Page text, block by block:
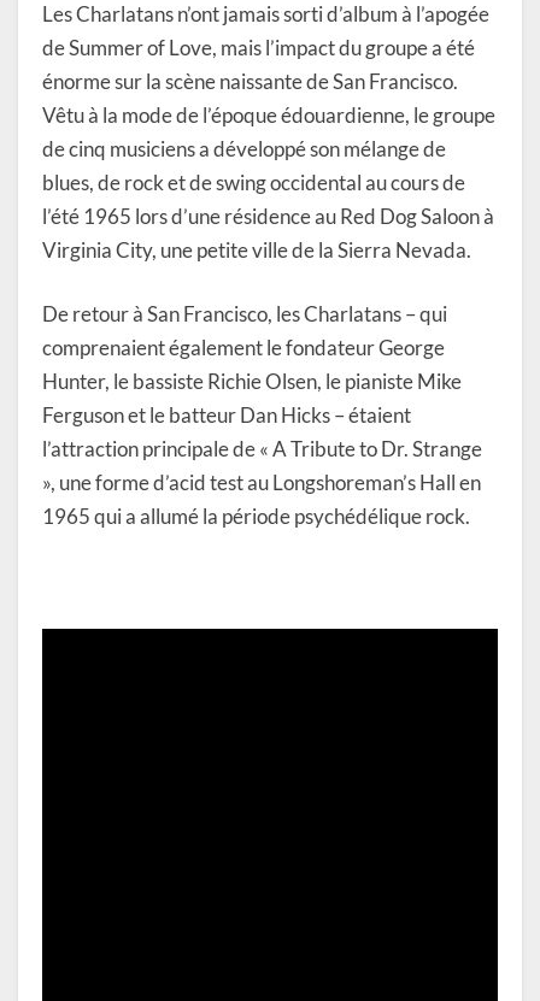
Les Charlatans n’ont jamais sorti d’album à l’apogée
de Summer of Love, mais l’impact du groupe a été
énorme sur la scène naissante de San Francisco.
Vêtu à la mode de l’époque édouardienne, le groupe
de cinq musiciens a développé son mélange de
blues, de rock et de swing occidental au cours de
l’été 1965 lors d’une résidence au Red Dog Saloon à
Virginia City, une petite ville de la Sierra Nevada.
De retour à San Francisco, les Charlatans – qui
comprenaient également le fondateur George
Hunter, le bassiste Richie Olsen, le pianiste Mike
Ferguson et le batteur Dan Hicks – étaient
l’attraction principale de « A Tribute to Dr. Strange
», une forme d’acid test au Longshoreman’s Hall en
1965 qui a allumé la période psychédélique rock.